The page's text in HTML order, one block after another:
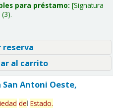
para préstamo: Signatura
(3).
al carrito
Antoni Oeste,
del Estado.